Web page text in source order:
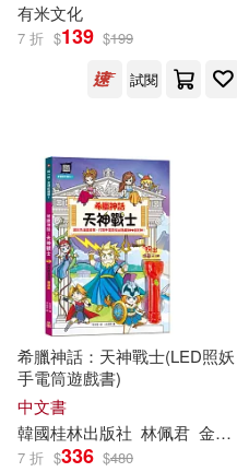
有米文化
7 折 $139 $199
試閱
希臘神話：天神戰士(LED照妖
手電筒遊戲書)
中文書
韓國桂林出版社 林佩君 金德英
7 折 $336 $480